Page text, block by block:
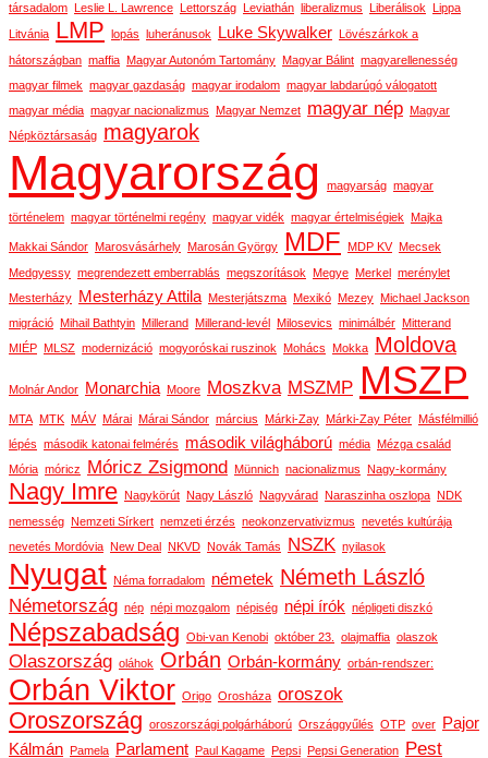
társadalom Leslie L. Lawrence Lettország Leviathán liberalizmus Liberálisok Lippa
Litvánia LMP lopás luheránusok Luke Skywalker Lövészárkok a
hátországban maffia Magyar Autonóm Tartomány Magyar Bálint magyarellenesség
magyar filmek magyar gazdaság magyar irodalom magyar labdarúgó válogatott
magyar média magyar nacionalizmus Magyar Nemzet magyar nép Magyar
Népköztársaság magyarok
Magyarország magyarság magyar
történelem magyar történelmi regény magyar vidék magyar értelmiségiek Majka
Makkai Sándor Marosvásárhely Marosán György MDF MDP KV Mecsek
Medgyessy megrendezett emberrablás megszorítások Megye Merkel merénylet
Mesterházy
Mesterházy Attila Mesterjátszma Mexikó Mezey Michael Jackson
migráció Mihail Bathtyin Millerand Millerand-levél Milosevics minimálbér Mitterand
MIÉP MLSZ modernizáció mogyoróskai ruszinok Mohács Mokka Moldova
Molnár Andor Monarchia Moore Moszkva MSZMP MSZP
MTA MTK MÁV Márai Márai Sándor március Márki-Zay Márki-Zay Péter Másfélmillió
lépés második katonai felmérés második világháború média Mézga család
Mória móricz Móricz Zsigmond Münnich nacionalizmus Nagy-kormány
Nagy Imre Nagykörút Nagy László Nagyvárad Naraszinha oszlopa NDK
nemesség Nemzeti Sírkert nemzeti érzés neokonzervativizmus nevetés kultúrája
nevetés Mordóvia New Deal NKVD Novák Tamás NSZK nyilasok
Nyugat Néma forradalom németek Németh László
Németország nép népi mozgalom népiség népi írók népligeti diszkó
Népszabadság Obi-van Kenobi október 23. olajmaffia olaszok
Olaszország oláhok Orbán Orbán-kormány orbán-rendszer:
Orbán Viktor Origo Orosháza oroszok
Oroszország oroszországi polgárháború Országgyűlés OTP over
Pajor
Kálmán Pamela Parlament Paul Kagame Pepsi Pepsi Generation Pest